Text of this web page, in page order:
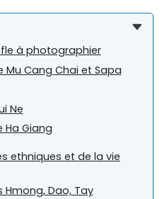
à photographier
Mu Cang Chai et Sapa
Ne
Ha Giang
ethniques et de la vie
Dao, Tay